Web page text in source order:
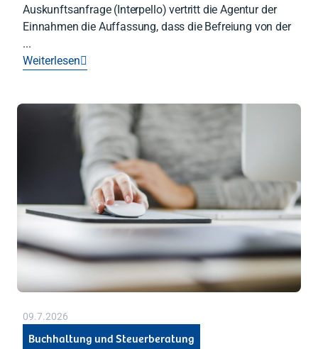
Auskunftsanfrage (Interpello) vertritt die Agentur der
Einnahmen die Auffassung, dass die Befreiung von der
...
Weiterlesen
09.7.2026
Buchhaltung und Steuerberatung